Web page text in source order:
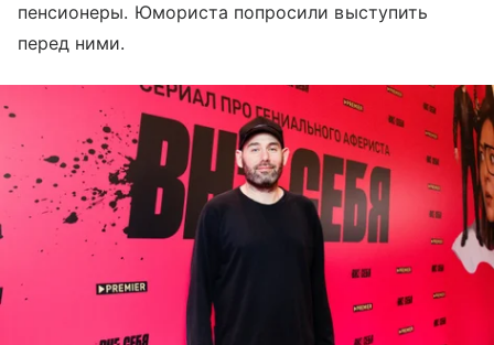
пенсионеры. Юмориста попросили выступить
перед ними.